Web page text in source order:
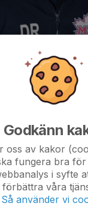
Godkänn
oss av kakor
fungera bra för
i syfte
förbättra våra
Så använder vi